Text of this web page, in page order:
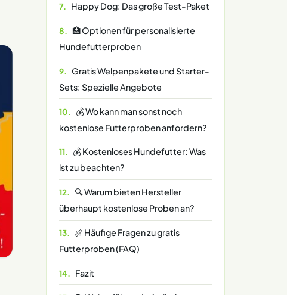
Happy Dog: Das große Test-Paket
🏥 Optionen für personalisierte
Hundefutterproben
Gratis Welpenpakete und Starter-
Sets: Spezielle Angebote
💰 Wo kann man sonst noch
kostenlose Futterproben anfordern?
💰 Kostenloses Hundefutter: Was
ist zu beachten?
🔍 Warum bieten Hersteller
überhaupt kostenlose Proben an?
🍖 Häufige Fragen zu gratis
Futterproben (FAQ)
Fazit